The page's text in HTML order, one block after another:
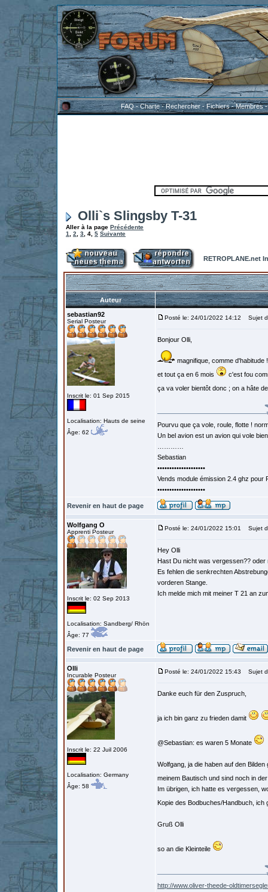
FAQ-Charte-Rechercher-Fichiers-Membres
Olli`s Slingsby T-31
Aller à la page Précédente
1
2 3 4 5 Suivante
RETROPLANE.net
Auteur
sebastian92
Serial Posteur
Inscrit le: 01 Sep 2015
Localisation: Hauts de seine
Âge: 62
Posté le: 24/01/2022 14:12 Sujet
Bonjour Olli,
magnifique, comme d'habitude !
et tout ça en 6 mois
c'est fou
ça va voler bientôt donc ; on a hâte
Pourvu que ça vole, roule, flotte !
Un bel avion est un avion qui vole
Sebastian
••••••••••••••••••••
Vends module émission 2.4 ghz
••••••••••••••••••••
Revenir en haut de page
Wolfgang O
Apprenti Posteur
Inscrit le: 02 Sep 2013
Localisation: Sandberg/ Rhön
Âge: 77
Posté le: 24/01/2022 15:01 Sujet
Hey Olli
Hast Du nicht was vergessen?? oder
Es fehlen die senkrechten
vorderen Stange.
Ich melde mich mit meiner T 21 an
Revenir en haut de page
Olli
Incurable Posteur
Inscrit le: 22 Juil 2006
Localisation: Germany
Âge: 58
Posté le: 24/01/2022 15:43 Sujet
Danke euch für den Zuspruch,
ja ich bin ganz zu frieden damit
@Sebastian: es waren 5 Monate
Wolfgang, ja die haben auf den
meinem Bautisch und sind noch in
Im übrigen, ich hatte es vergessen,
Kopie des Bodbuches/Handbuch,
Gruß Olli
so an die Kleinteile
http://www.oliver-theede-